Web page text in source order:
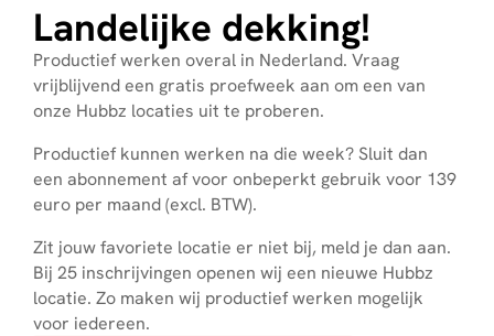
Landelijke dekking!
Productief werken overal in Nederland. Vraag
vrijblijvend een gratis proefweek aan om een van
onze Hubbz locaties uit te proberen.
Productief kunnen werken na die week? Sluit dan
een abonnement af voor onbeperkt gebruik voor 139
euro per maand (excl. BTW).
Zit jouw favoriete locatie er niet bij, meld je dan aan.
Bij 25 inschrijvingen openen wij een nieuwe Hubbz
locatie. Zo maken wij productief werken mogelijk
voor iedereen.